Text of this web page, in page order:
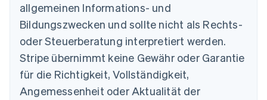
allgemeinen Informations- und
Bildungszwecken und sollte nicht als Rechts-
oder Steuerberatung interpretiert werden.
Stripe übernimmt keine Gewähr oder Garantie
für die Richtigkeit, Vollständigkeit,
Angemessenheit oder Aktualität der
Australien
English
Belgien
NederlandsFrançais DeutschEnglish
Brasilien